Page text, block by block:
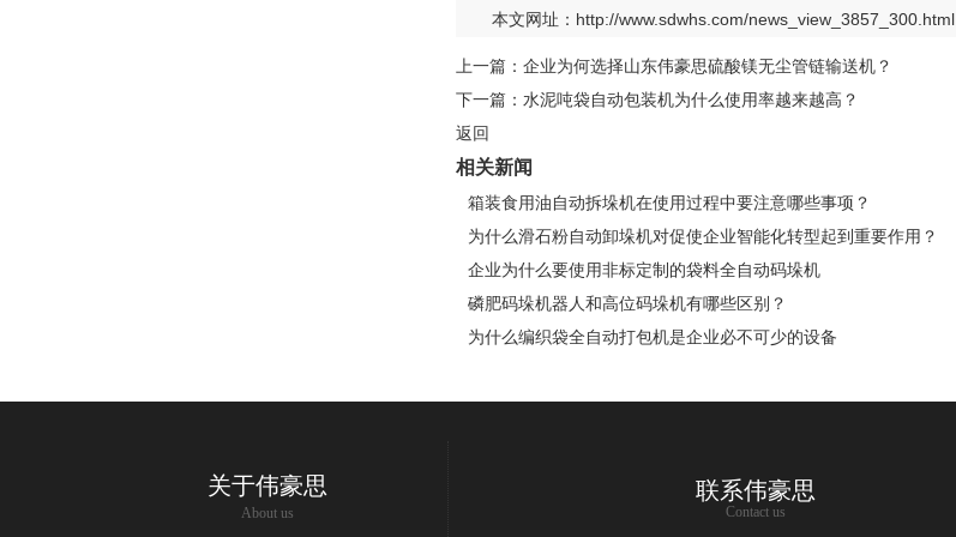
本文网址： http://www.sdwhs.com/news_view_3857_300.html
上一篇： 企业为何选择山东伟豪思硫酸镁无尘管链输送机？
下一篇： 水泥吨袋自动包装机为什么使用率越来越高？
返回
相关新闻
箱装食用油自动拆垛机在使用过程中要注意哪些事项？
为什么滑石粉自动卸垛机对促使企业智能化转型起到重要作用？
企业为什么要使用非标定制的袋料全自动码垛机
磷肥码垛机器人和高位码垛机有哪些区别？
为什么编织袋全自动打包机是企业必不可少的设备
关于伟豪思
About us
联系伟豪思
Contact us